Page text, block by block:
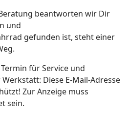
beantworten wir Dir
und
gefunden ist, steht einer
für Service und
Diese E-Mail-Adresse
Zur Anzeige muss
sein.